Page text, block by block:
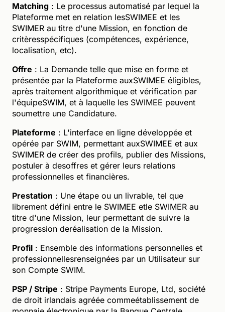
Matching : Le processus automatisé par lequel la
Plateforme met en relation lesSWIMEE et les
SWIMER au titre d'une Mission, en fonction de
critèresspécifiques (compétences, expérience,
localisation, etc).
Offre : La Demande telle que mise en forme et
présentée par la Plateforme auxSWIMEE éligibles,
après traitement algorithmique et vérification par
l'équipeSWIM, et à laquelle les SWIMEE peuvent
soumettre une Candidature.
Plateforme : L'interface en ligne développée et
opérée par SWIM, permettant auxSWIMEE et aux
SWIMER de créer des profils, publier des Missions,
postuler à desoffres et gérer leurs relations
professionnelles et financières.
Prestation : Une étape ou un livrable, tel que
librement défini entre le SWIMEE etle SWIMER au
titre d'une Mission, leur permettant de suivre la
progression deréalisation de la Mission.
Profil : Ensemble des informations personnelles et
professionnellesrenseignées par un Utilisateur sur
son Compte SWIM.
PSP / Stripe : Stripe Payments Europe, Ltd, société
de droit irlandais agréée commeétablissement de